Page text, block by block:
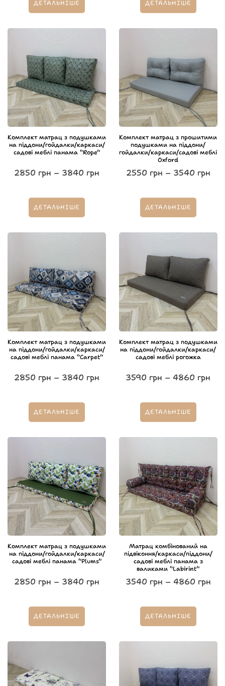
ДЕТАЛЬНІШЕ ДЕТАЛЬНІШЕ
Комплект матрац з подушками
на піддони/гойдалки/каркаси/
садові меблі панама “Rope”
2850 грн – 3840 грн
ДЕТАЛЬНІШЕ
Комплект матрац з прошитими
подушками на піддони/
гойдалки/каркаси/садові меблі
Oxford
2550 грн – 3540 грн
ДЕТАЛЬНІШЕ
Комплект матрац з подушками
на піддони/гойдалки/каркаси/
садові меблі панама “Carpet”
2850 грн – 3840 грн
ДЕТАЛЬНІШЕ
Комплект матрац з подушками
на піддони/гойдалки/каркаси/
садові меблі рогожка
3590 грн – 4860 грн
ДЕТАЛЬНІШЕ
Комплект матрац з подушками
на піддони/гойдалки/каркаси/
садові меблі панама “Plums”
2850 грн – 3840 грн
ДЕТАЛЬНІШЕ
Матрац комбінований на
підвіконня/каркаси/піддони/
садові меблі панама з
валиками “Labirint”
3540 грн – 4860 грн
ДЕТАЛЬНІШЕ